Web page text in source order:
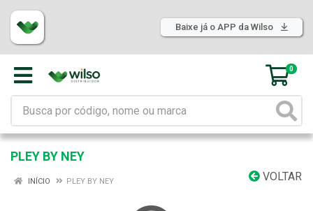
Baixe já o APP da Wilso
0
PLEY BY NEY
VOLTAR
INÍCIO PLEY BY NEY